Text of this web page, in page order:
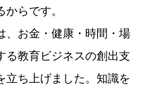
らです。
、お金・健康・時間・場
る教育ビジネスの創出支
立ち上げました。知識を